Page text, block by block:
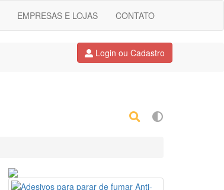
EMPRESAS E LOJAS CONTATO
Login ou Cadastro